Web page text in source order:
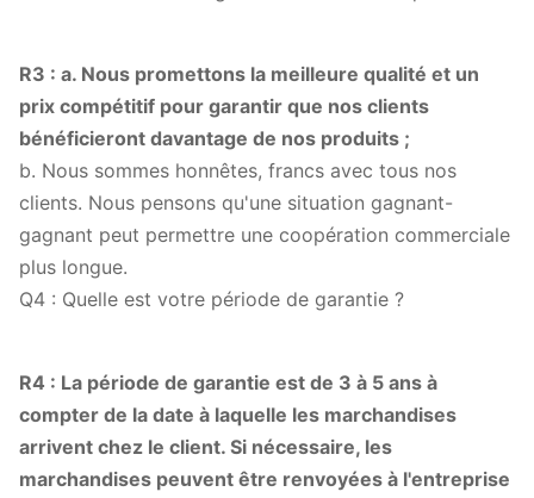
R3 : a. Nous promettons la meilleure qualité et un
prix compétitif pour garantir que nos clients
bénéficieront davantage de nos produits ;
b. Nous sommes honnêtes, francs avec tous nos
clients. Nous pensons qu'une situation gagnant-
gagnant peut permettre une coopération commerciale
plus longue.
Q4 : Quelle est votre période de garantie ?
R4 : La période de garantie est de 3 à 5 ans à
compter de la date à laquelle les marchandises
arrivent chez le client. Si nécessaire, les
marchandises peuvent être renvoyées à l'entreprise